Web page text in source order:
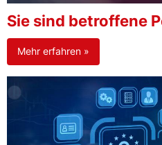
Sie sind betroffene
Mehr erfahren »